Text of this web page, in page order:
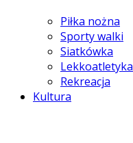
Piłka nożna
Sporty walki
Siatkówka
Lekkoatletyka
Rekreacja
Kultura